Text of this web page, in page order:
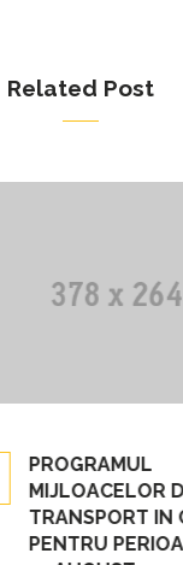
Related Post
PROGRAMUL
MIJLOACELOR DE
TRANSPORT IN
PENTRU PERIOADA